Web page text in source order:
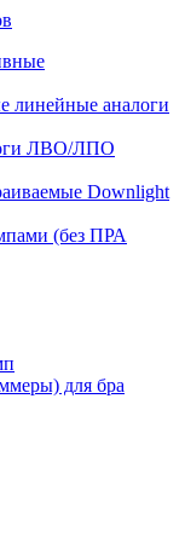
линейные аналоги
ЛВО/ЛПО
Downlight
(без ПРА
для бра